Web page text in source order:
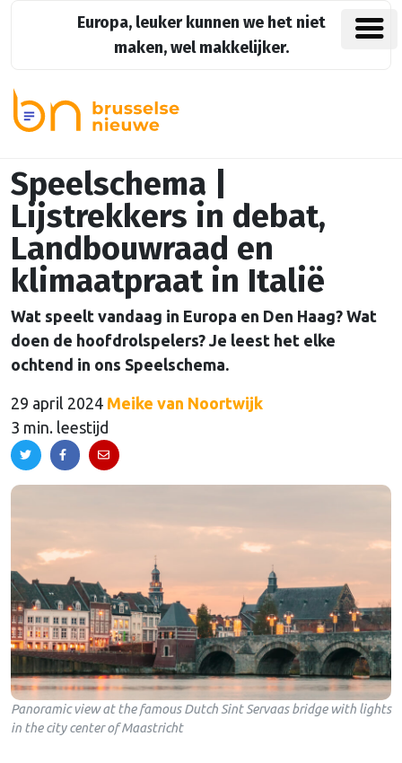
Europa, leuker kunnen we het niet
maken, wel makkelijker.
Speelschema |
Lijstrekkers in debat,
Landbouwraad en
klimaatpraat in Italië
Wat speelt vandaag in Europa en Den Haag? Wat
doen de hoofdrolspelers? Je leest het elke
ochtend in ons Speelschema.
29 april 2024 Meike van Noortwijk
3 min. leestijd
Panoramic view at the famous Dutch Sint Servaas bridge with lights
in the city center of Maastricht